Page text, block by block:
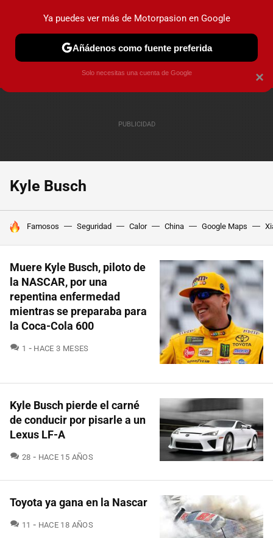
PRUEBAS COCHES ELÉCTRICOS OBSERVATORIO
Kyle Busch
HOY SE HABLA DE
Famosos Seguridad Calor China Google Maps
Muere Kyle Busch, piloto de
la NASCAR, por una
repentina enfermedad
mientras se preparaba para
la Coca-Cola 600
1 COMENTARIOS
HACE 3 MESES
Kyle Busch pierde el carné
de conducir por pisarle a un
Lexus LF-A
28 COMENTARIOS
HACE 15 AÑOS
Toyota ya gana en la Nascar
11 COMENTARIOS
HACE 18 AÑOS
×
Ya puedes ver más de Motorpasion en Google
Añádenos como fuente preferida
Solo necesitas una cuenta de Google